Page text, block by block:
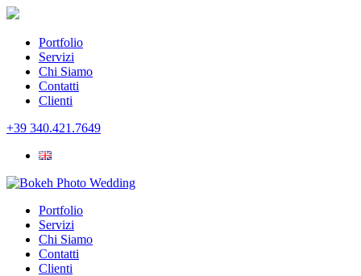
Portfolio
Servizi
Chi Siamo
Contatti
Clienti
+39 340.421.7649
Portfolio
Servizi
Chi Siamo
Contatti
Clienti